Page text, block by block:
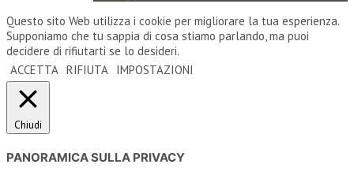
Questo sito Web utilizza i cookie per migliorare la tua esperienza.
Supponiamo che tu sappia di cosa stiamo parlando, ma puoi
decidere di rifiutarti se lo desideri.
ACCETTA RIFIUTA IMPOSTAZIONI
Chiudi
PANORAMICA SULLA PRIVACY